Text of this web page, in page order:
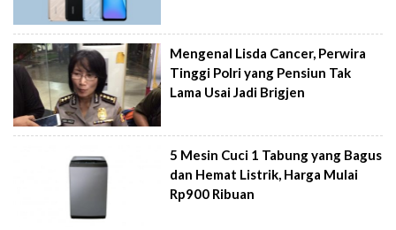
Mengenal Lisda Cancer, Perwira
Tinggi Polri yang Pensiun Tak
Lama Usai Jadi Brigjen
5 Mesin Cuci 1 Tabung yang Bagus
dan Hemat Listrik, Harga Mulai
Rp900 Ribuan